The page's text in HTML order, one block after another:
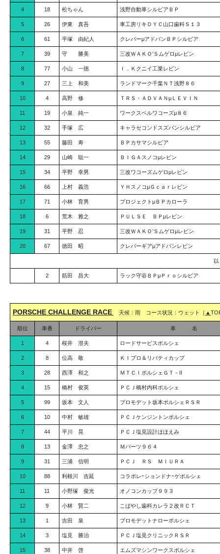
4 18 松ちゃん 浅野自動車シルビアＢＰ
5 26 伊東 真吾 車工房リキＤＹＣ山口歯科Ｓ１３
6 61 平塚 由紀人 クレバーμアドバンＢＰシルビア
7 39 守 勝美 三改ＷＡＫＯ’Ｓムゲロμレビン
8 77 小山 一徳 Ｉ．Ｋクニイ工業レビン
9 27 三上 和美 ランドマーク千葉ＮＴ浅野８６
10 4 高野 修 ＴＲＳ・ＡＤＶＡＮμＬＥＶＩＮ
11 19 小泉 純一 ワークスベルワコーズμ８６
12 32 手塚 広 キャラセコンドスズバンシルビア
13 55 藤田 寿 ＢＰカサマシルビア
14 29 山崎 聡一 ＢＩＧＡスノコμレビン
15 34 平野 幸男 三改ワコーズムゲロμレビン
16 66 上村 義浩 ＹＨスノコμＧｃａｒレビン
17 71 小林 育男 プロジェクトμＢＰカローラ
18 6 荒木 雅之 ＰＵＬＳＥ ＢＰμレビン
19 31 平野 忍 三改ＷＡＫＯ’Ｓムゲロμレビン
20 67 徳田 昭 クレバーギアμアドバンレビン
2 筋田 昌大 ラック守谷ＢＰμＰｒｏシルビア
PORSCHE CHALLENGE RACE 天候：雨 コース状況：ウェット［ ▲
順位 車番 ドライバー 車 名
1 4 桜井 澄夫 ロードサービスポルシェ
2 8 位高 敬 ＫＩプロ＆リバティカップ
3 28 西澤 和之 ＭＴＣＩポルシェＧＴ－II
4 15 橋村 俊英 ＰＣＪ橋村内科ポルシェ
5 99 坂本 文人 プロモデット坂本ポルシェＲＳＲ
6 10 中村 敏雄 ＰＣＪケンジントンポルシェ
7 44 平川 晃 ＰＣＪ塩見設計ほほえみ
8 13 金澤 忠之 Ｍパーツ９６４
9 31 三浦 信明 ＰＣＪ ＲＳ ＭＩＵＲＡ
10 88 利根川 吉延 コラボレｰションドナｰゲポルシェ
11 11 小野塚 俊光 オノコンカップ９９３
12 9 小林 賢二 こばやし歯科カレラ２改ＲＣＴ
13 1 吉田 泉 プロモデットナローポルシェ
14 3 塩見 勝治 ＰＣＪ塩見クリニックＲＳＲ
15 38 中井 啓 エムズマシンワークスポルシェ